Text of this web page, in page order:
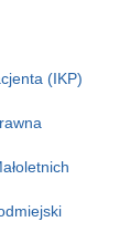
(IKP)